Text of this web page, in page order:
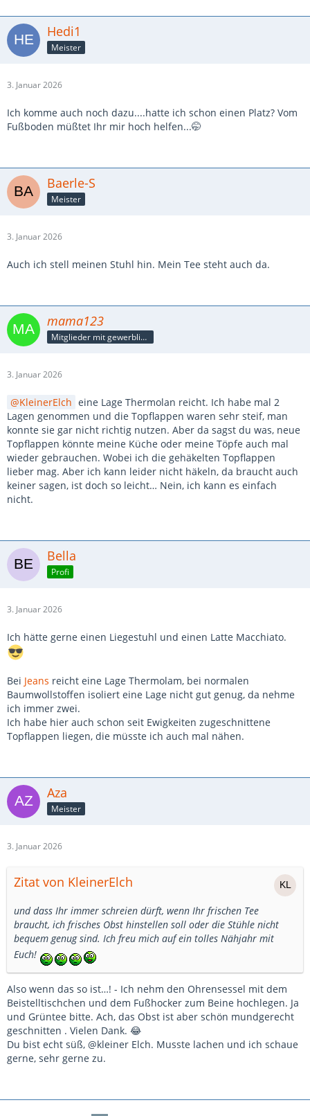
Hedi1
Meister
3. Januar 2026
Ich komme auch noch dazu....hatte ich schon einen Platz? Vom
Fußboden müßtet Ihr mir hoch helfen...🤭
Baerle-S
Meister
3. Januar 2026
Auch ich stell meinen Stuhl hin. Mein Tee steht auch da.
mama123
Mitglieder mit gewerblicher Verbindung, auch als Mitarbeiter/in
3. Januar 2026
KleinerElch eine Lage Thermolan reicht. Ich habe mal 2
Lagen genommen und die Topflappen waren sehr steif, man
konnte sie gar nicht richtig nutzen. Aber da sagst du was, neue
Topflappen könnte meine Küche oder meine Töpfe auch mal
wieder gebrauchen. Wobei ich die gehäkelten Topflappen
lieber mag. Aber ich kann leider nicht häkeln, da braucht auch
keiner sagen, ist doch so leicht… Nein, ich kann es einfach
nicht.
Bella
Profi
3. Januar 2026
Ich hätte gerne einen Liegestuhl und einen Latte Macchiato.
Bei Jeans reicht eine Lage Thermolam, bei normalen
Baumwollstoffen isoliert eine Lage nicht gut genug, da nehme
ich immer zwei.
Ich habe hier auch schon seit Ewigkeiten zugeschnittene
Topflappen liegen, die müsste ich auch mal nähen.
Aza
Meister
3. Januar 2026
Zitat von KleinerElch
und dass Ihr immer schreien dürft, wenn Ihr frischen Tee
braucht, ich frisches Obst hinstellen soll oder die Stühle nicht
bequem genug sind. Ich freu mich auf ein tolles Nähjahr mit
Euch!
Also wenn das so ist…! - Ich nehm den Ohrensessel mit dem
Beistelltischchen und dem Fußhocker zum Beine hochlegen. Ja
und Grüntee bitte. Ach, das Obst ist aber schön mundgerecht
geschnitten . Vielen Dank. 😂
Du bist echt süß, @kleiner Elch. Musste lachen und ich schaue
gerne, sehr gerne zu.